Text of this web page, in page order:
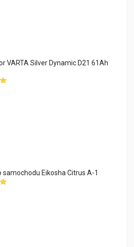
VARTA Silver Dynamic D21 61Ah
samochodu Eikosha Citrus A-1